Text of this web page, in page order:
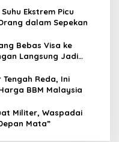
Ekstrem Picu
dalam Sepekan
Bebas Visa ke
Langsung Jadi
Reda, Ini
BBM Malaysia
Militer, Waspadai
Mata”